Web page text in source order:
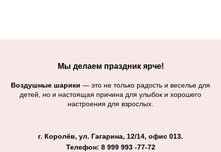
Мы делаем праздник ярче!
Воздушные шарики — это не только радость и веселье для
детей, но и настоящая причина для улыбок и хорошего
настроения для взрослых.
г. Королёв, ул. Гагарина, 12/14, офис 013.
Телефон: 8 999 993 -77-72